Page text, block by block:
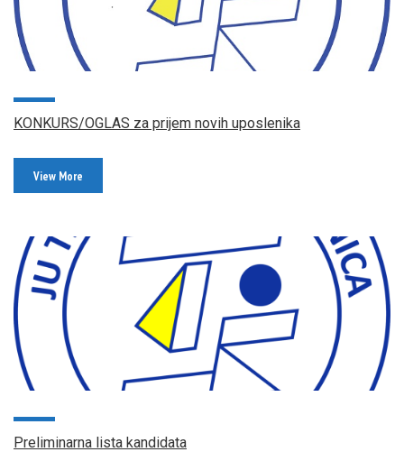
KONKURS/OGLAS za prijem novih uposlenika
View More
Preliminarna lista kandidata